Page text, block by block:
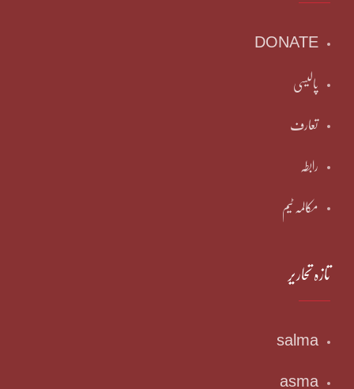
DONATE
پالیسی
تعارف
رابطہ
مکالمہ ٹیم
تازہ تحاریر
salma
asma